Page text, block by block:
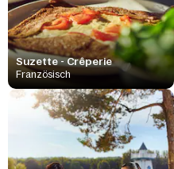
Suzette - Crêperie
Französisch